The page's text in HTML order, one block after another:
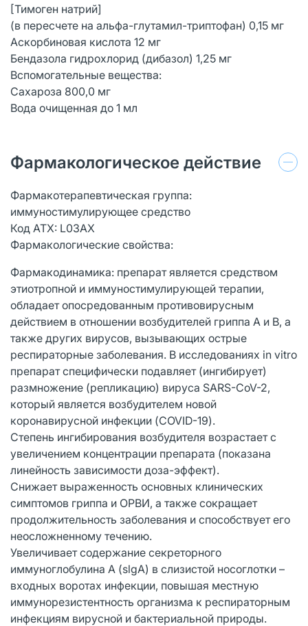
[Тимоген натрий]
(в пересчете на альфа-глутамил-триптофан) 0,15 мг
Аскорбиновая кислота 12 мг
Бендазола гидрохлорид (дибазол) 1,25 мг
Вспомогательные вещества:
Сахароза 800,0 мг
Вода очищенная до 1 мл
Фармакологическое действие
Фармакотерапевтическая группа:
иммуностимулирующее средство
Код АТХ: L03AХ
Фармакологические свойства:
Фармакодинамика: препарат является средством
этиотропной и иммуностимулирующей терапии,
обладает опосредованным противовирусным
действием в отношении возбудителей гриппа А и В, а
также других вирусов, вызывающих острые
респираторные заболевания. В исследованиях in vitro
препарат специфически подавляет (ингибирует)
размножение (репликацию) вируса SARS-CoV-2,
который является возбудителем новой
коронавирусной инфекции (COVID-19).
Степень ингибирования возбудителя возрастает с
увеличением концентрации препарата (показана
линейность зависимости доза-эффект).
Снижает выраженность основных клинических
симптомов гриппа и ОРВИ, а также сокращает
продолжительность заболевания и способствует его
неосложненному течению.
Увеличивает содержание секреторного
иммуноглобулина А (slgA) в слизистой носоглотки –
входных воротах инфекции, повышая местную
иммунорезистентность организма к респираторным
инфекциям вирусной и бактериальной природы.